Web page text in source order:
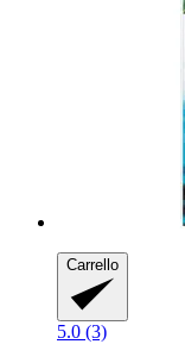
Carrello
5.0 (3)